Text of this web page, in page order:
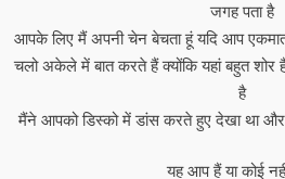
जगह पता है
आपके लिए मैं अपनी चेन बेचता हूं यदि आप
चलो अकेले में बात करते हैं क्योंकि यहां बहुत
है
मैंने आपको डिस्को में डांस करते हुए देखा था
यह आप हैं या कोई